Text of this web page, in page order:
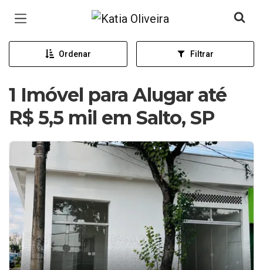
Página inicial
Ordenar Filtrar
1 Imóvel para Alugar até
R$ 5,5 mil em Salto, SP